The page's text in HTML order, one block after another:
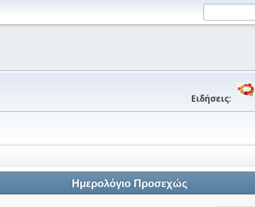
Ειδήσεις:
Ημερολόγιο Προσεχώς